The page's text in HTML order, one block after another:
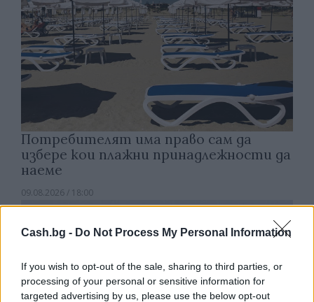
Cash.bg - Do Not Process My Personal Information
If you wish to opt-out of the sale, sharing to third parties, or
processing of your personal or sensitive information for
targeted advertising by us, please use the below opt-out
Потребителят има право сам да
избере кои плажни принадлежности да
наеме
09.08.2026 / 18:00